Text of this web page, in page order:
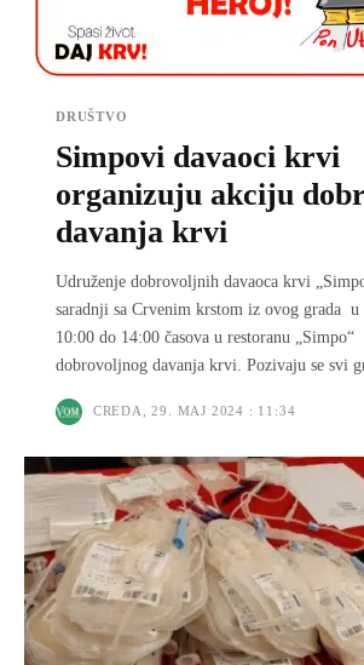
DRUŠTVO
Simpovi davaoci krvi
organizuju akciju
davanja krvi
Udruženje dobrovolјnih davaoca krvi
saradnji sa Crvenim krstom iz ovog grada u
10:00 do 14:00 časova u restoranu
dobrovoljnog davanja krvi. Pozivaju se svi
CREDA, 29. MAJ 2024 : 11:34